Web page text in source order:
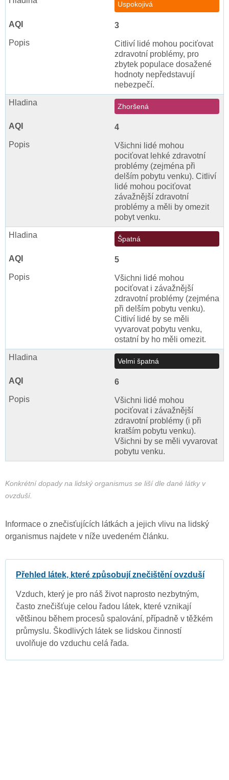
Uspokojivá
3
Citliví lidé mohou pociťovat
zdravotní problémy, pro
zbytek populace dosažené
hodnoty nepředstavují
nebezpečí.
Zhoršená
4
Všichni lidé mohou
pociťovat lehké zdravotní
problémy (zejména při
delším pobytu venku). Citliví
lidé mohou pociťovat
závažnější zdravotní
problémy a měli by omezit
pobyt venku.
Špatná
5
Všichni lidé mohou
pociťovat i závažnější
zdravotní problémy (zejména
při delším pobytu venku).
Citliví lidé by se měli
vyvarovat pobytu venku,
ostatní by ho měli omezit.
Velmi špatná
6
Všichni lidé mohou
pociťovat i závažnější
zdravotní problémy (i při
kratším pobytu venku).
Všichni by se měli vyvarovat
pobytu venku.
Konkrétní dopady na lidský organismus se liší dle dané látky v
ovzduší.
Informace o znečisťujících látkách a jejich vlivu na lidský
organismus najdete v níže uvedeném článku.
Přehled látek, které způsobují znečištění ovzduší
Vzduch, který je pro náš život naprosto nezbytným,
často znečišťuje celou řadou látek, které vznikají
většinou během procesů spalování, případně v těžkém
průmyslu. Škodlivých látek se lidskou činností
uvolňuje do vzduchu celá řada.